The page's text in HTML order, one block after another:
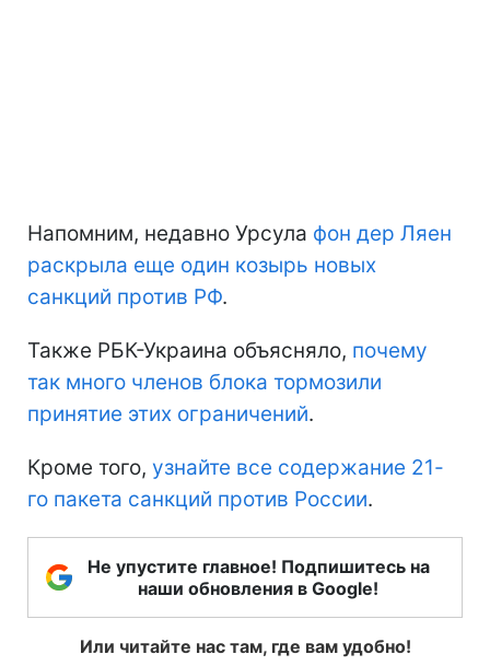
Напомним, недавно Урсула фон дер Ляен
раскрыла еще один козырь новых
санкций против РФ.
Также РБК-Украина объясняло, почему
так много членов блока тормозили
принятие этих ограничений.
Кроме того, узнайте все содержание 21-
го пакета санкций против России.
Не упустите главное! Подпишитесь на
наши обновления в Google!
Или читайте нас там, где вам удобно!